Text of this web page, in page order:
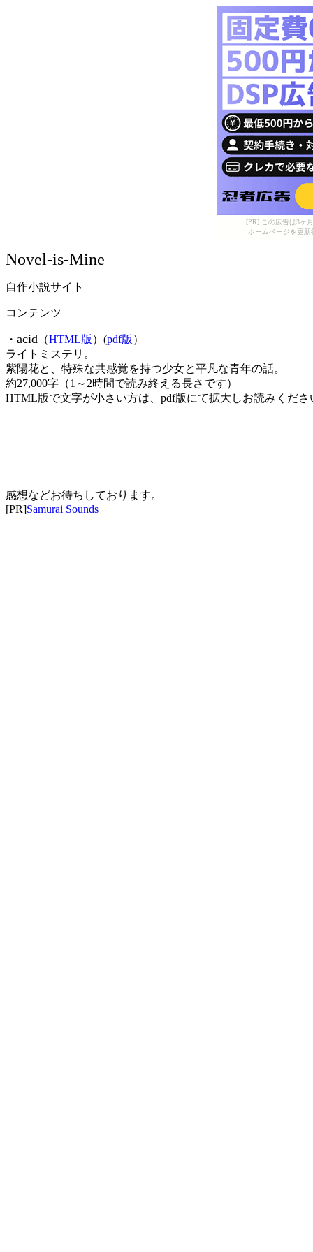
[PR] この広告は3ヶ
ホームページを更
Novel-is-Mine
自作小説サイト
コンテンツ
・ acid （HTML版 ）(pdf版 ）
ライトミステリ。
紫陽花と、特殊な共感覚を持つ少女と平凡な青年の話。
約27,000字（1～2時間で読み終える長さです）
HTML版で文字が小さい方は、pdf版にて拡大しお読みくださ
感想などお待ちしております。
[PR]Samurai Sounds